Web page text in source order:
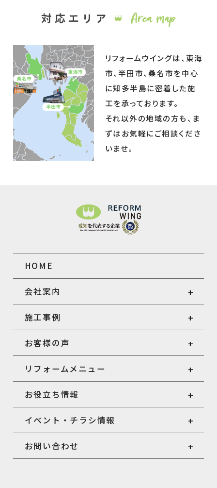
リフォームウイングは、東海
市、半田市、桑名市を中心
に知多半島に密着した施
工を承っております。
それ以外の地域の方も、ま
ずはお気軽にご相談くださ
いませ。
HOME
会社案内
施工事例
お客様の声
リフォームメニュー
お役立ち情報
イベント・チラシ情報
お問い合わせ